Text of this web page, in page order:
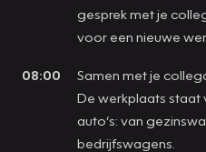
gesprek met je
voor een nieuwe
08:00
Samen met je
De werkplaats staat
auto’s: van
bedrijfswagens.